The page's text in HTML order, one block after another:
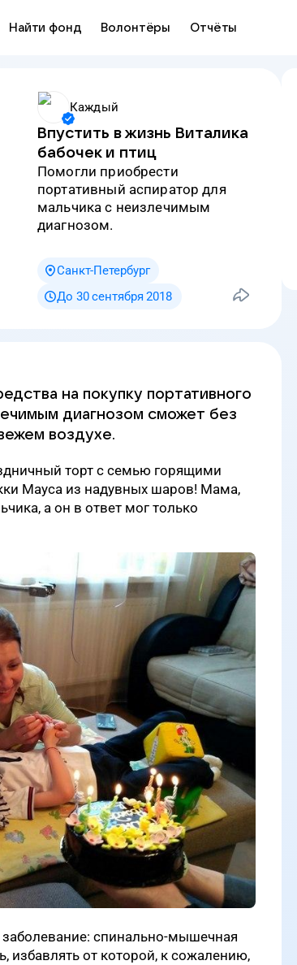
Найти фонд Волонтёры Отчёты
Каждый
Впустить в жизнь Виталика
бабочек и птиц
Помогли приобрести
портативный аспиратор для
мальчика с неизлечимым
диагнозом.
Санкт-Петербург
До 30 сентября 2018
на покупку портативного
диагнозом сможет без
воздухе.
торт с семью горящими
Мауса из надувных шаров! Мама,
а он в ответ мог только
спинально-мышечная
избавлять от которой, к сожалению,